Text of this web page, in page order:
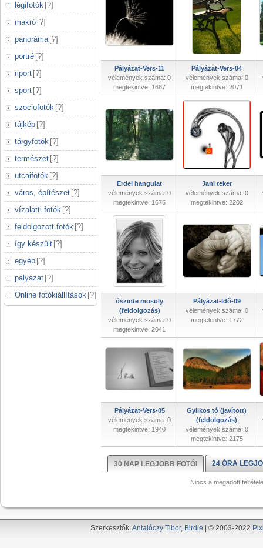
légifotók [?]
makró [?]
panoráma [?]
portré [?]
riport [?]
sport [?]
szociofotók [?]
tájkép [?]
tárgyfotók [?]
természet [?]
utcaifotók [?]
város, építészet [?]
vízalatti fotók [?]
feldolgozott fotók [?]
így készült [?]
egyéb [?]
pályázat [?]
Online fotókiállítások [?]
Pályázat-Vers-11
vélemények száma: 0
megtekintve: 1687
Pályázat-Vers-04
vélemények száma: 0
megtekintve: 2071
Erdei hangulat
vélemények száma: 0
megtekintve: 1675
Jani teker
vélemények száma: 0
megtekintve: 2202
őszinte mosoly
(feldolgozás)
vélemények száma: 0
megtekintve: 2041
Pályázat-Idő-09
vélemények száma: 0
megtekintve: 1772
Pályázat-Vers-05
vélemények száma: 0
megtekintve: 1940
Gyilkos tó (javított)
(feldolgozás)
vélemények száma: 0
megtekintve: 2175
30 NAP LEGJOBB FOTÓI 24 ÓRA
Nincs a megadott
Szerkesztők:Antalóczy Tibor, Birdie | © 2003-2022